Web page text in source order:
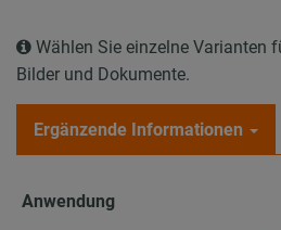
Wählen Sie einzelne Varianten
Bilder und Dokumente.
Ergänzende Informationen
Anwendung